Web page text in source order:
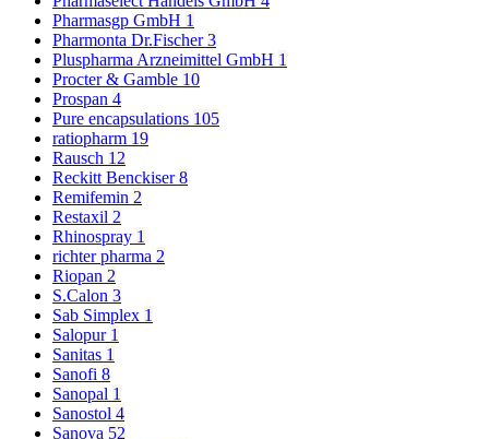
Pharmasgp GmbH 1
Pharmonta Dr.Fischer3
Pluspharma Arzneimittel GmbH 1
Procter & Gamble 10
Prospan 4
Pure encapsulations 105
ratiopharm 19
Rausch 12
Reckitt Benckiser8
Remifemin 2
Restaxil 2
Rhinospray 1
richter pharma 2
Riopan 2
S.Calon 3
Sab Simplex 1
Salopur 1
Sanitas 1
Sanofi 8
Sanopal 1
Sanostol 4
Sanova 52